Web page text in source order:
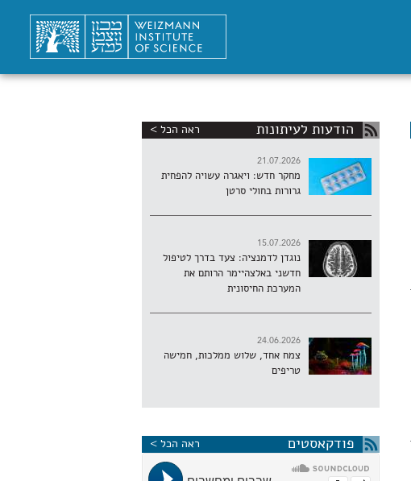
הודעות לעיתונות ראה הכל >
21.07.2026
מחקר חדש: ויאגרה עשויה להפחית
גרורות בחולי סרטן
15.07.2026
נוגדן לדמנציה: צעד בדרך לטיפול
חדשני באלצהיימר הרותם את
המערכת החיסונית
24.06.2026
צמח אחד, שלוש ממלכות, חמישה
טריפים
פודקאסטים ראה הכל >